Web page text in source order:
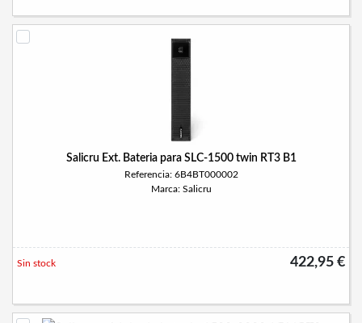
Salicru Ext. Bateria para SLC-1500 twin RT3 B1
Referencia: 6B4BT000002
Marca: Salicru
422,95 €
Sin stock